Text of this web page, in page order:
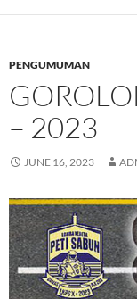
PENGUMUMAN
– 2023
JUNE 16, 2023